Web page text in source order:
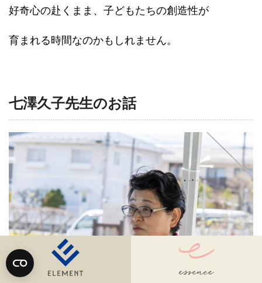
好奇心の赴くまま、子どもたちの創造性が
育まれる時間なのかもしれません。
七澤久子先生のお話